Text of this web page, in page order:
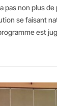
pas non plus
se faisant
est